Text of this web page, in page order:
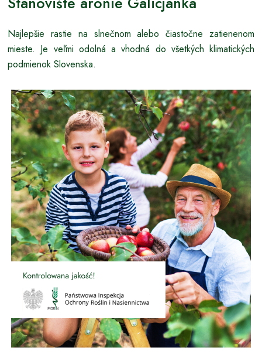
Najlepšie rastie na slnečnom alebo čiastočne zatienenom
mieste. Je veľmi odolná a vhodná do všetkých klimatických
podmienok Slovenska.